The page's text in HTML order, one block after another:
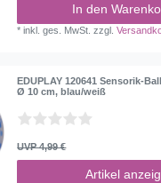
In den
*inkl. ges. MwSt. zzgl.
EDUPLAY 120641 Sensorik-
Ø 10 cm, blau/weiß
UVP 4,99 €
Artikel